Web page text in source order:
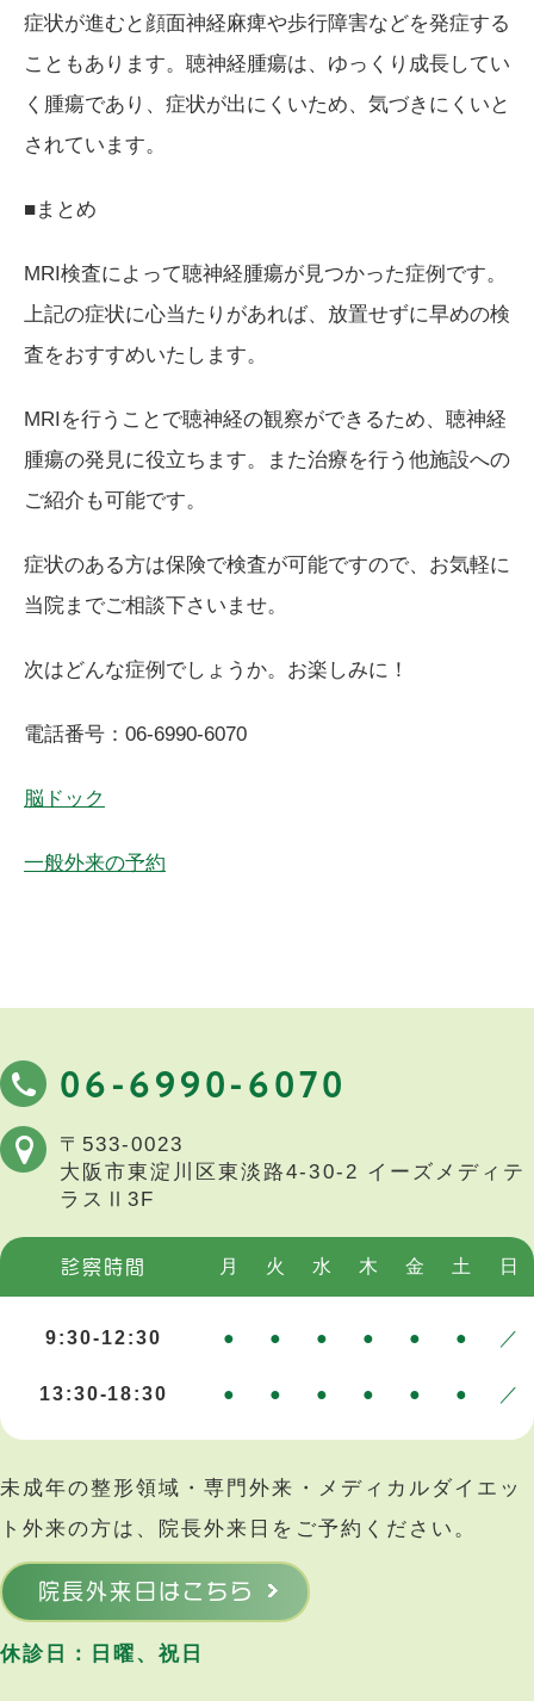
症状が進むと顔面神経麻痺や歩行障害などを発症する
こともあります。聴神経腫瘍は、ゆっくり成長してい
く腫瘍であり、症状が出にくいため、気づきにくいと
されています。
■まとめ
MRI検査によって聴神経腫瘍が見つかった症例です。
上記の症状に心当たりがあれば、放置せずに早めの検
査をおすすめいたします。
MRIを行うことで聴神経の観察ができるため、聴神経
腫瘍の発見に役立ちます。また治療を行う他施設への
ご紹介も可能です。
症状のある方は保険で検査が可能ですので、お気軽に
当院までご相談下さいませ。
次はどんな症例でしょうか。お楽しみに！
電話番号： 06-6990-6070
脳ドック
一般外来の予約
06-6990-6070
〒533-0023
大阪市東淀川区東淡路4-30-2 イーズメディテ
ラスⅡ3F
診察時間 月 火 水 木 金 土 日
9:30-12:30 ● ● ● ● ● ● ／
13:30-18:30 ● ● ● ● ● ● ／
未成年の整形領域・専門外来・メディカルダイエッ
ト外来の方は、院長外来日をご予約ください。
院長外来日はこちら
休診日：日曜、祝日